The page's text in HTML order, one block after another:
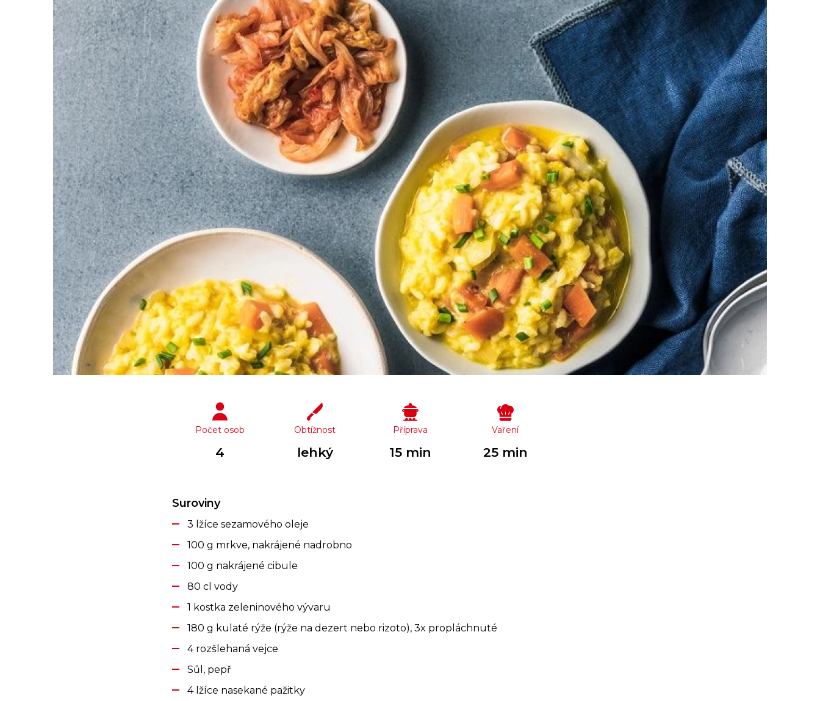
Počet osob
4
Obtížnost
lehký
Příprava
15 min
Vaření
25 min
Suroviny
3 lžíce sezamového oleje
100 g mrkve, nakrájené nadrobno
100 g nakrájené cibule
80 cl vody
1 kostka zeleninového vývaru
180 g kulaté rýže (rýže na dezert nebo rizoto), 3x propláchnuté
4 rozšlehaná vejce
Sůl, pepř
4 lžíce nasekané pažitky